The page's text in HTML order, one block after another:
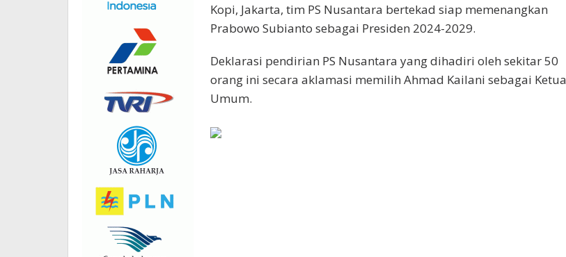
Kopi, Jakarta, tim PS Nusantara bertekad siap memenangkan
Prabowo Subianto sebagai Presiden 2024-2029.
Deklarasi pendirian PS Nusantara yang dihadiri oleh sekitar 50
orang ini secara aklamasi memilih Ahmad Kailani sebagai Ketua
Umum.